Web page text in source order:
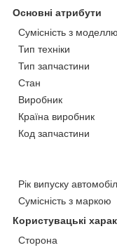
Основні атрибути
Сумісність з моделлю
Тип техніки
Тип запчастини
Стан
Виробник
Країна виробник
Код запчастини
Рік випуску
Сумісність з маркою
Користувацькі
Сторона